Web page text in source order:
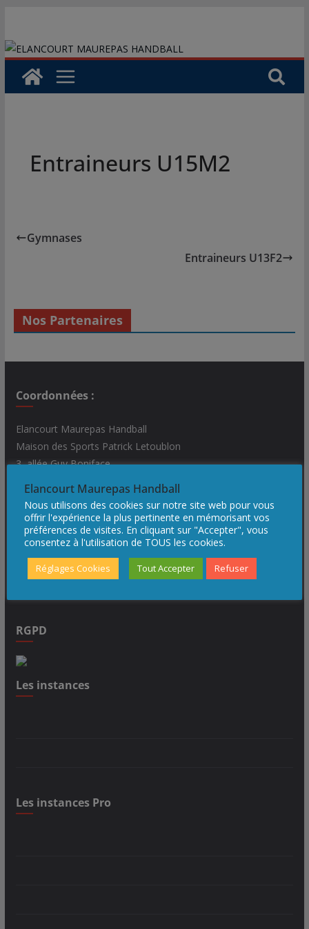
contenu
Entraineurs U15M2
Gymnases
Entraineurs U13F2
Nos Partenaires
Coordonnées :
Elancourt Maurepas Handball
Maison des Sports Patrick Letoublon
3, allée Guy Boniface
78990 Elancourt
Nous contacter : contact@emhb.org
Ils nous accompagnent
RGPD
Les instances
Les instances Pro
Elancourt Maurepas Handball
Nous utilisons des cookies sur notre site web pour vous
offrir l'expérience la plus pertinente en mémorisant vos
préférences de visites. En cliquant sur "Accepter", vous
consentez à l'utilisation de TOUS les cookies.
Réglages Cookies Tout Accepter Refuser